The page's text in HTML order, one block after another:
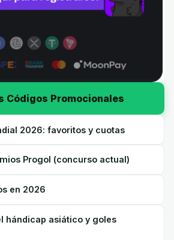
Códigos Promocionales
2026: favoritos y cuotas
Progol (concurso actual)
en 2026
hándicap asiático y goles